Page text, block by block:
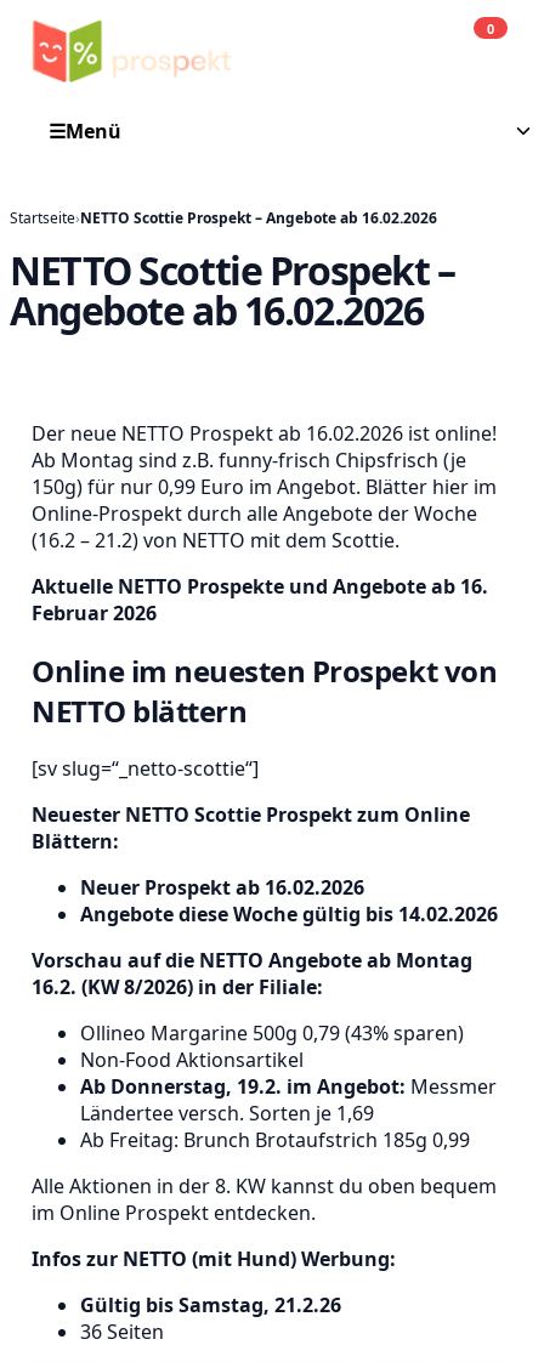
0
☰Menü
Startseite›NETTO Scottie Prospekt – Angebote ab 16.02.2026
NETTO Scottie Prospekt –
Angebote ab 16.02.2026
Der neue NETTO Prospekt ab 16.02.2026 ist online!
Ab Montag sind z.B. funny-frisch Chipsfrisch (je
150g) für nur 0,99 Euro im Angebot. Blätter hier im
Online-Prospekt durch alle Angebote der Woche
(16.2 – 21.2) von NETTO mit dem Scottie.
Aktuelle NETTO Prospekte und Angebote ab 16.
Februar 2026
Online im neuesten Prospekt von
NETTO blättern
[sv slug=“_netto-scottie“]
Neuester NETTO Scottie Prospekt zum Online
Blättern:
Neuer Prospekt ab 16.02.2026
Angebote diese Woche gültig bis 14.02.2026
Vorschau auf die NETTO Angebote ab Montag
16.2. (KW 8/2026) in der Filiale:
Ollineo Margarine 500g 0,79 (43% sparen)
Non-Food Aktionsartikel
Ab Donnerstag, 19.2. im Angebot: Messmer
Ländertee versch. Sorten je 1,69
Ab Freitag: Brunch Brotaufstrich 185g 0,99
Alle Aktionen in der 8. KW kannst du oben bequem
im Online Prospekt entdecken.
Infos zur NETTO (mit Hund) Werbung:
Gültig bis Samstag, 21.2.26
36 Seiten